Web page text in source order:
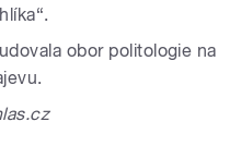
obor politologie na